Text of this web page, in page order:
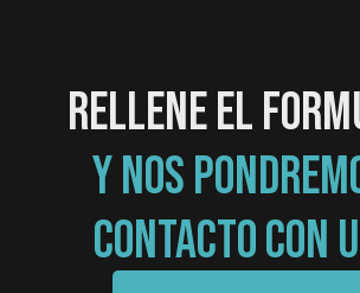
RELLENE EL
Y NOS
CONTACTO CON